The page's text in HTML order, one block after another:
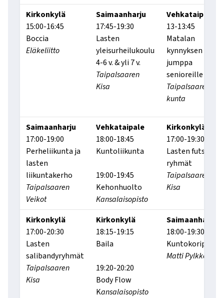
Kirkonkylä
15:00-16:45
Boccia
Eläkeliitto
Saimaanharju
17:45-19:30
Lasten
yleisurheilukoulu
4-6 v. & yli 7 v.
Taipalsaaren
Kisa
Vehkataipale
13-13:45
Matalan
kynnyksen
jumppa
senioreille
Taipalsaaren
kunta
Saimaanharju
17:00-19:00
Perheliikunta ja
lasten
liikuntakerho
Taipalsaaren
Veikot
Vehkataipale
18:00-18:45
Kuntoliikunta
19:00-19:45
Kehonhuolto
Kansalaisopisto
Kirkonkylä
17:00-19:30
Lasten futsal-
ryhmät
Taipalsaaren
Kisa
Kirkonkylä
17:00-20:30
Lasten
salibandyryhmät
Taipalsaaren
Kisa
Kirkonkylä
18:15-19:15
Baila
19:20-20:20
Body Flow
Kansalaisopisto
Saimaanharju
18:00-19:30
Kuntokoripallo
Matti Pylkkö